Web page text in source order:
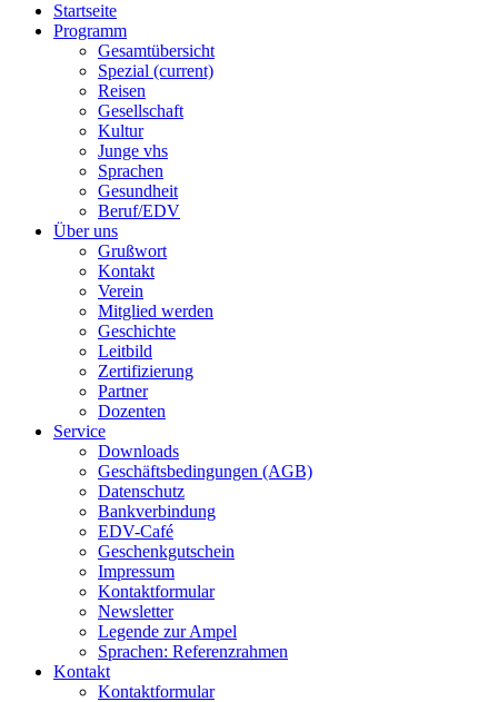
Startseite
Programm
Gesamtübersicht
Spezial (current)
Reisen
Gesellschaft
Kultur
Junge vhs
Sprachen
Gesundheit
Beruf/EDV
Über uns
Grußwort
Kontakt
Verein
Mitglied werden
Geschichte
Leitbild
Zertifizierung
Partner
Dozenten
Service
Downloads
Geschäftsbedingungen (AGB)
Datenschutz
Bankverbindung
EDV-Café
Geschenkgutschein
Impressum
Kontaktformular
Newsletter
Legende zur Ampel
Sprachen: Referenzrahmen
Kontakt
Kontaktformular